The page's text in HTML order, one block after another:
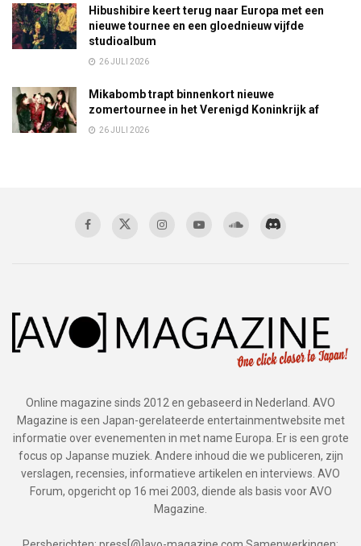
Hibushibire keert terug naar Europa met een
nieuwe tournee en een gloednieuw vijfde
studioalbum
26 JULI 2026
Mikabomb trapt binnenkort nieuwe
zomertournee in het Verenigd Koninkrijk af
26 JULI 2026
Online magazine sinds 2012 en gebaseerd in Nederland. AVO
Magazine is een Japan-gerelateerde entertainmentwebsite met
informatie over evenementen in met name Europa. Er is een grote
focus op Japanse muziek. Andere inhoud die we publiceren, zijn
verslagen, recensies, informatieve artikelen en interviews. AVO
Forum, opgericht op 16 mei 2003, diende als basis voor AVO
Magazine.